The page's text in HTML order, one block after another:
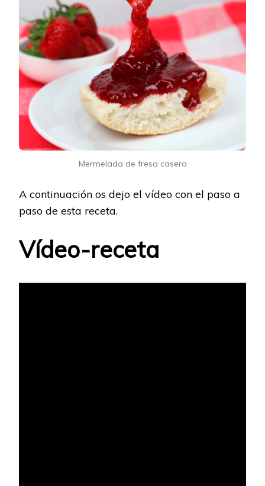
Mermelada de fresa casera
A continuación os dejo el vídeo con el paso a
paso de esta receta.
Vídeo-receta